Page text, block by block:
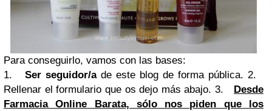
Para conseguirlo, vamos con las bases:
1.
Ser seguidor/ade este blog de forma pública. 2.
Rellenar el formulario que os dejo más abajo.3.
Desde
Farmacia Online Barata, sólo nos piden que los